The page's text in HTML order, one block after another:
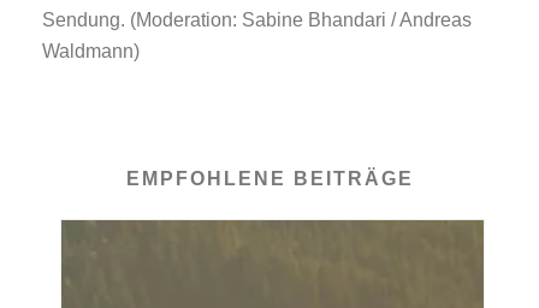
Sendung. (Moderation: Sabine Bhandari / Andreas
Waldmann)
EMPFOHLENE BEITRÄGE